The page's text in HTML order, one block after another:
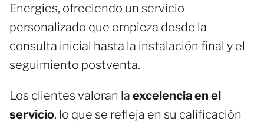
Energies, ofreciendo un servicio
personalizado que empieza desde la
consulta inicial hasta la instalación final y el
seguimiento postventa.
Los clientes valoran la excelencia en el
servicio, lo que se refleja en su calificación